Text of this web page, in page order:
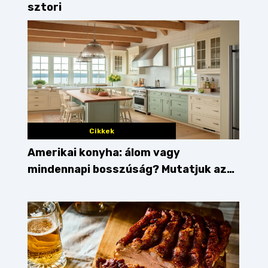
sztori
Cikkek
Amerikai konyha: álom vagy
mindennapi bosszúság? Mutatjuk az